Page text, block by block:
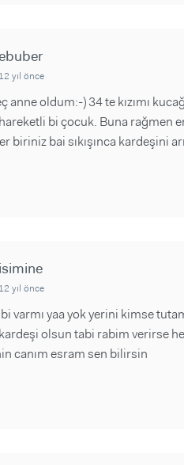
12 yıl önce
anne oldum:-) 34 te kızımı
bi çocuk. Buna rağmen
biriniz bai sıkışınca kardeşini
isimine
12 yıl önce
varmı yaa yok yerini kimse
olsun tabi rabim verirse
canım esram sen bilirsin